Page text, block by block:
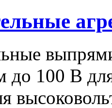
до 100 В